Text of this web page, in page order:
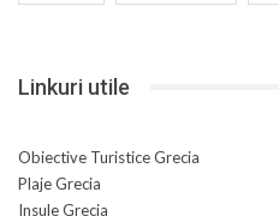
Linkuri utile
Obiective Turistice Grecia
Plaje Grecia
Insule Grecia